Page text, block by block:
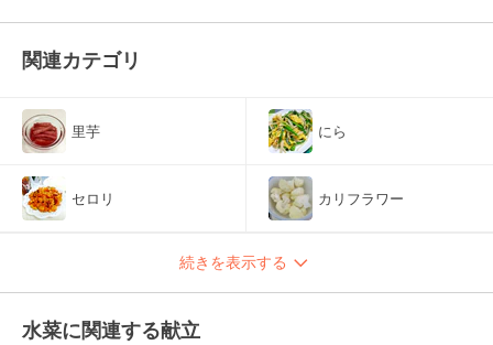
関連カテゴリ
里芋 にら
セロリ カリフラワー
続きを表示する
水菜に関連する献立